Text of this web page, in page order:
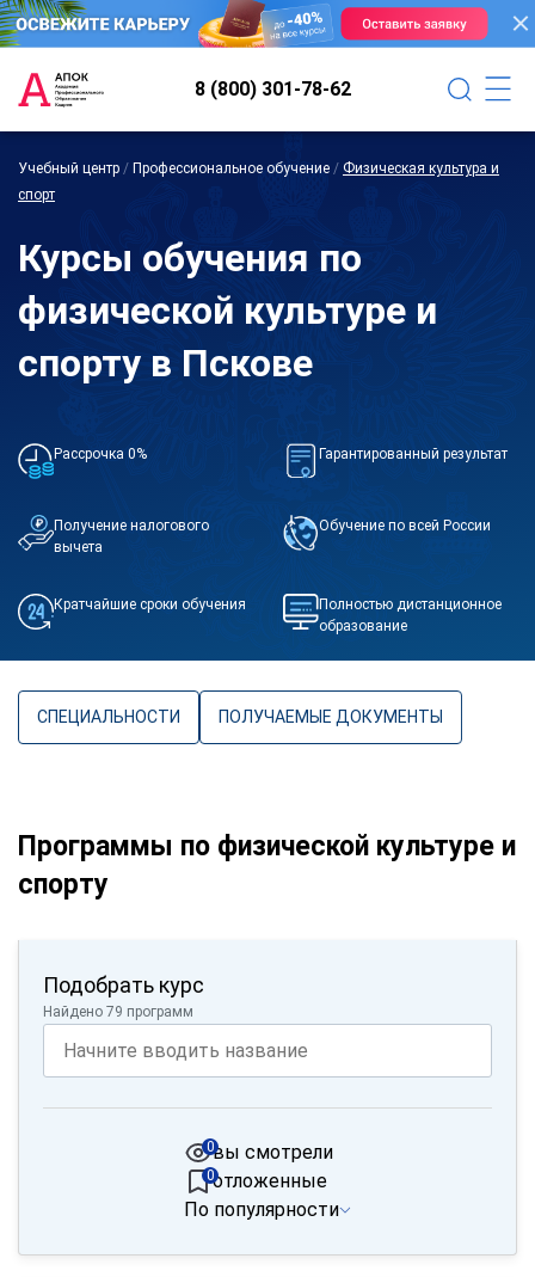
8 (800) 301-78-62
Учебный центр / Профессиональное обучение / Физическая культура и
спорт
Курсы обучения по
физической культуре и
спорту в Пскове
Рассрочка 0% Гарантированный результат
Получение налогового
вычета
Обучение по всей России
Кратчайшие сроки обучения
Полностью дистанционное
образование
СПЕЦИАЛЬНОСТИ ПОЛУЧАЕМЫЕ ДОКУМЕНТЫ
Программы по физической культуре и
спорту
Подобрать курс
Найдено 79 программ
вы смотрели
0
отложенные
0
По популярности